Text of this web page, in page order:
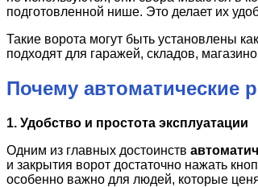
подготовленной нише. Это делает их
Такие ворота могут быть установлены
подходят для гаражей, складов,
Почему автоматические
1. Удобство и простота эксплуатации
Одним из главных достоинств
и закрытия ворот достаточно нажать
особенно важно для людей, которые